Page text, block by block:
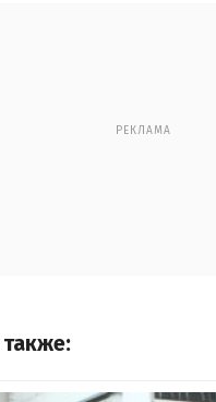
РЕКЛАМА